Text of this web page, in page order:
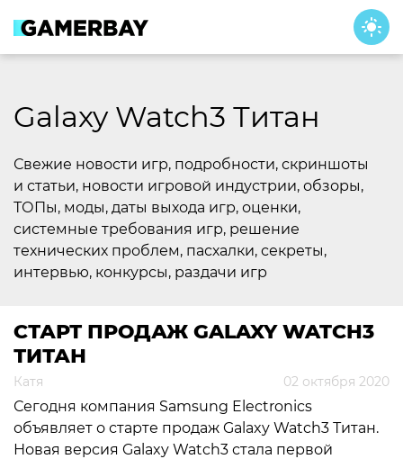
content
Galaxy Watch3 Титан
Свежие новости игр, подробности, скриншоты
и статьи, новости игровой индустрии, обзоры,
ТОПы, моды, даты выхода игр, оценки,
системные требования игр, решение
технических проблем, пасхалки, секреты,
интервью, конкурсы, раздачи игр
СТАРТ ПРОДАЖ GALAXY WATCH3
ТИТАН
Катя 02 октября 2020
Сегодня компания Samsung Electronics
объявляет о старте продаж Galaxy Watch3 Титан.
Новая версия Galaxy Watch3 стала первой